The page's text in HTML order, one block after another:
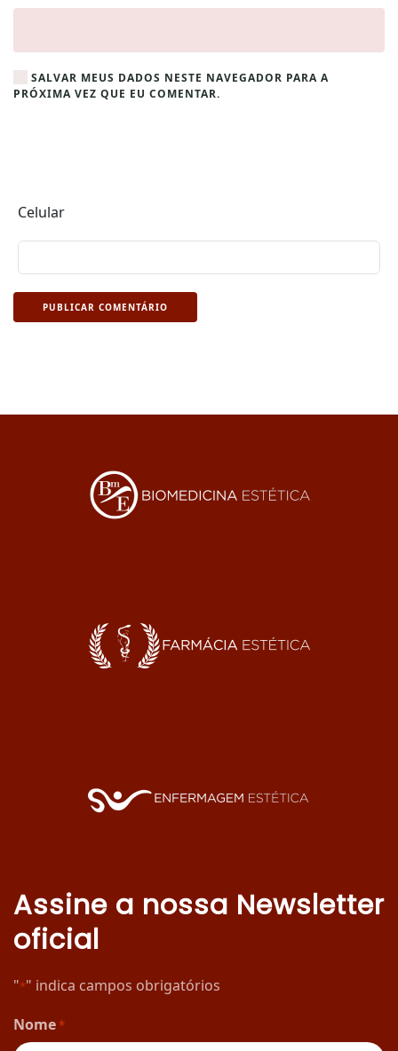
SALVAR MEUS DADOS NESTE NAVEGADOR PARA A
PRÓXIMA VEZ QUE EU COMENTAR.
Celular
PUBLICAR COMENTÁRIO
Assine a nossa Newsletter
oficial
"*" indica campos obrigatórios
Nome*